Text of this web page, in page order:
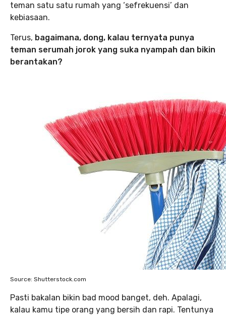
teman satu satu rumah yang ‘sefrekuensi’ dan
kebiasaan.
Terus, bagaimana, dong, kalau ternyata punya
teman serumah jorok yang suka nyampah dan bikin
berantakan?
Source: Shutterstock.com
Pasti bakalan bikin bad mood banget, deh. Apalagi,
kalau kamu tipe orang yang bersih dan rapi. Tentunya